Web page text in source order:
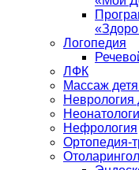
Логопедия
ЛФК
Массаж
Неврология
Нефрология
Ортопедия-